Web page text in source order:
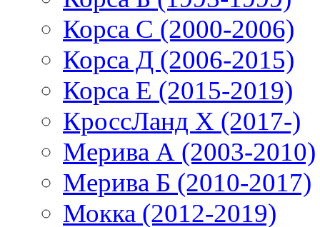
Корса С (2000-2006)
Корса Д (2006-2015)
Корса E (2015-2019)
КроссЛанд X (2017-)
Мерива А (2003-2010)
Мерива Б (2010-2017)
Мокка (2012-2019)